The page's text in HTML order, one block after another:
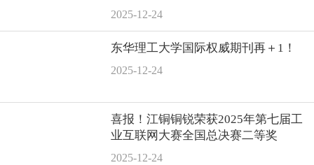
贸港封关运作
2025-12-24
东华理工大学国际权威期刊再＋1！
2025-12-24
喜报！江铜铜锐荣获2025年第七届工
业互联网大赛全国总决赛二等奖
2025-12-24